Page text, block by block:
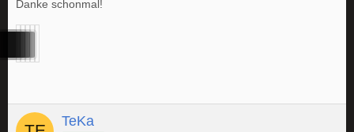
Danke schonmal!
TeKa